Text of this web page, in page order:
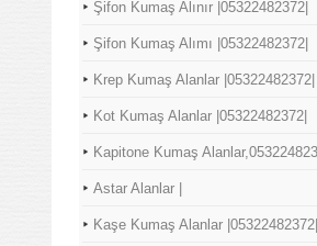
Şifon Kumaş Alınır |05322482372|
Şifon Kumaş Alımı |05322482372|
Krep Kumaş Alanlar |05322482372|
Kot Kumaş Alanlar |05322482372|
Kapitone Kumaş
Astar Alanlar |
Kaşe Kumaş Alanlar |05322482372|